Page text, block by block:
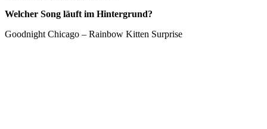
Welcher Song läuft im Hintergrund?
Goodnight Chicago – Rainbow Kitten Surprise